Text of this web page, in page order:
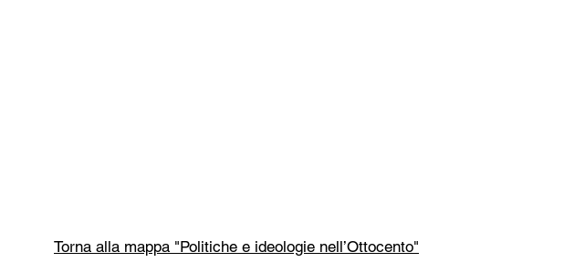
Torna alla mappa "Politiche e ideologie nell’Ottocento"